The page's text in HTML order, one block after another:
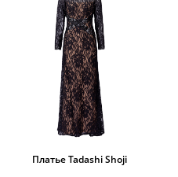
Платье Tadashi Shoji